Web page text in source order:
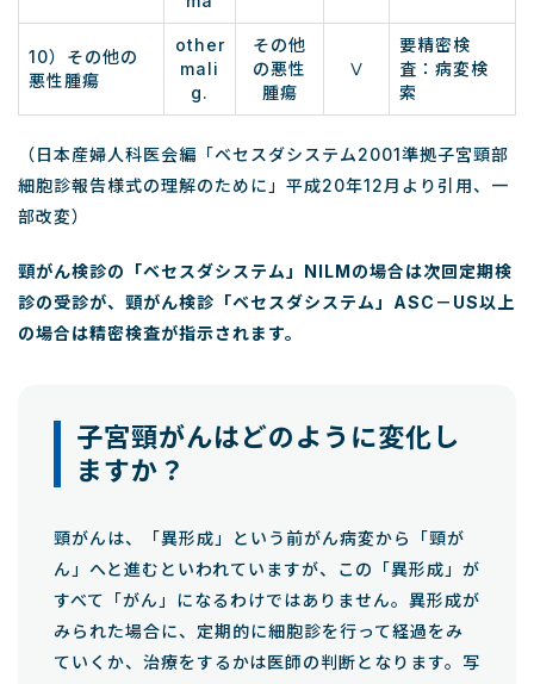
10）その他の
悪性腫瘍
other
mali
g.
その他
の悪性
腫瘍
Ⅴ
要精密検
査：病変検
索
（日本産婦人科医会編「ベセスダシステム2001準拠子宮頸部
細胞診報告様式の理解のために」平成20年12月より引用、一
部改変）
頸がん検診の「ベセスダシステム」NILMの場合は次回定期検
診の受診が、頸がん検診「ベセスダシステム」ASC－US以上
の場合は精密検査が指示されます。
子宮頸がんはどのように変化し
ますか？
頸がんは、「異形成」という前がん病変から「頸が
ん」へと進むといわれていますが、この「異形成」が
すべて「がん」になるわけではありません。異形成が
みられた場合に、定期的に細胞診を行って経過をみ
ていくか、治療をするかは医師の判断となります。写